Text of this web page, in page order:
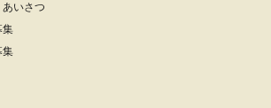
いさつ
集
集